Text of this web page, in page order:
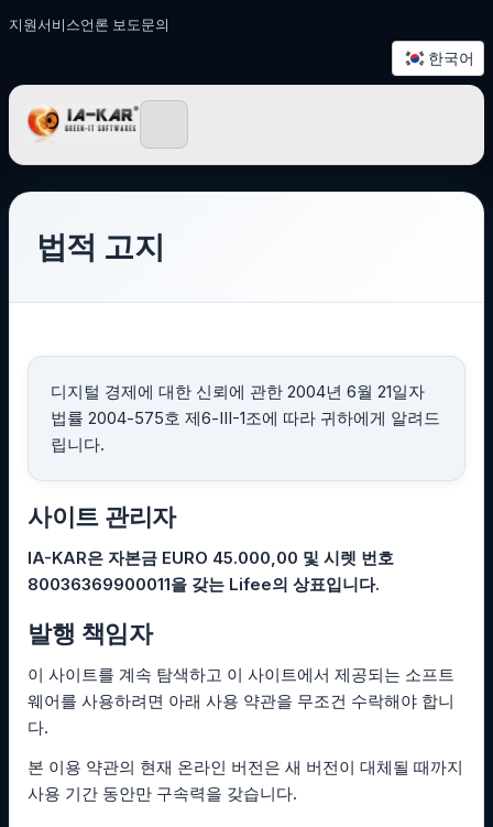
지원서비스언론 보도문의
한국어
IA-KAR - Green IT 소프트
법적 고지
디지털 경제에 대한 신뢰에 관한 2004년 6월 21일자
법률 2004-575호 제6-III-1조에 따라 귀하에게 알려드
립니다.
사이트 관리자
IA-KAR은 자본금 EURO 45.000,00 및 시렛 번호
80036369900011을 갖는 Lifee의 상표입니다.
발행 책임자
이 사이트를 계속 탐색하고 이 사이트에서 제공되는 소프트
웨어를 사용하려면 아래 사용 약관을 무조건 수락해야 합니
다.
본 이용 약관의 현재 온라인 버전은 새 버전이 대체될 때까지
사용 기간 동안만 구속력을 갖습니다.